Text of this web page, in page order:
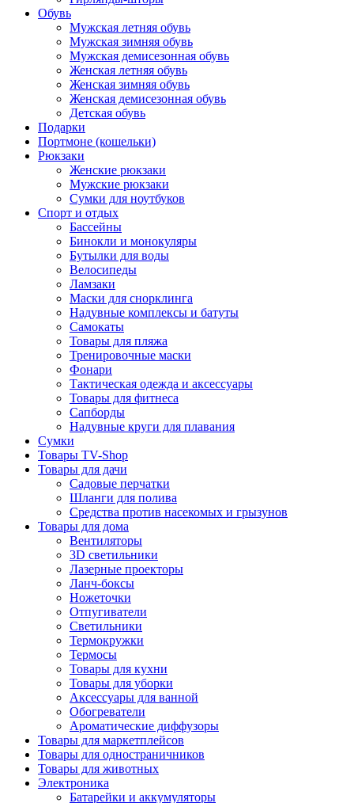
Обувь
Мужская летняя обувь
Мужская зимняя обувь
Мужская демисезонная обувь
Женская летняя обувь
Женская зимняя обувь
Женская демисезонная обувь
Детская обувь
Подарки
Портмоне (кошельки)
Рюкзаки
Женские рюкзаки
Мужские рюкзаки
Сумки для ноутбуков
Спорт и отдых
Бассейны
Бинокли и монокуляры
Бутылки для воды
Велосипеды
Ламзаки
Маски для снорклинга
Надувные комплексы и батуты
Самокаты
Товары для пляжа
Тренировочные маски
Фонари
Тактическая одежда и аксессуары
Товары для фитнеса
Сапборды
Надувные круги для плавания
Сумки
Товары TV-Shop
Товары для дачи
Садовые перчатки
Шланги для полива
Средства против насекомых и грызунов
Товары для дома
Вентиляторы
3D светильники
Лазерные проекторы
Ланч-боксы
Ножеточки
Отпугиватели
Светильники
Термокружки
Термосы
Товары для кухни
Товары для уборки
Аксессуары для ванной
Обогреватели
Ароматические диффузоры
Товары для маркетплейсов
Товары для одностраничников
Товары для животных
Электроника
Батарейки и аккумуляторы